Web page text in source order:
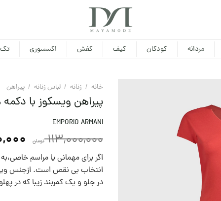
مردانه کودکان کیف کفش اکسسوری
خانه / زنانه / لباس زنانه / پيراهن
پیراهن ویسکوز با دکمه
EMPORIO ARMANI
113,000,000 تومان
اگر برای مهمانی یا مراسم
انتخاب بی نقص است. ازجنس
در جلو و یک کمربند زیبا که در